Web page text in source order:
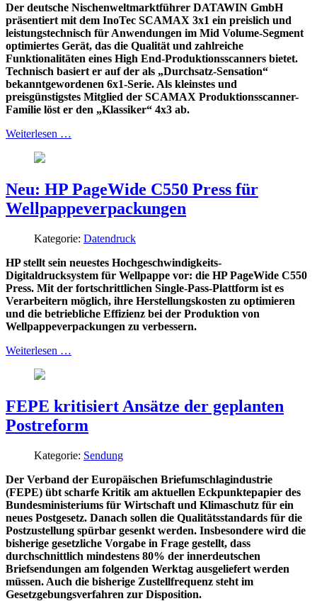
Der deutsche Nischenweltmarktführer DATAWIN GmbH
präsentiert mit dem InoTec SCAMAX 3x1 ein preislich und
leistungstechnisch für Anwendungen im Mid Volume-Segment
optimiertes Gerät, das die Qualität und zahlreiche
Funktionalitäten eines High End-Produktionsscanners bietet.
Technisch basiert er auf der als „Durchsatz-Sensation“
bekanntgewordenen 6x1-Serie. Als kleinstes und
preisgünstigstes Mitglied der SCAMAX Produktionsscanner-
Familie löst er den „Klassiker“ 4x3 ab.
Weiterlesen …
Neu: HP PageWide C550 Press für
Wellpappeverpackungen
Kategorie: Datendruck
HP stellt sein neuestes Hochgeschwindigkeits-
Digitaldrucksystem für Wellpappe vor: die HP PageWide C550
Press. Mit der fortschrittlichen Single-Pass-Plattform ist es
Verarbeitern möglich, ihre Herstellungskosten zu optimieren
und die betriebliche Effizienz bei der Produktion von
Wellpappeverpackungen zu verbessern.
Weiterlesen …
FEPE kritisiert Ansätze der geplanten
Postreform
Kategorie: Sendung
Der Verband der Europäischen Briefumschlagindustrie
(FEPE) übt scharfe Kritik am aktuellen Eckpunktepapier des
Bundesministeriums für Wirtschaft und Klimaschutz für ein
neues Postgesetz. Danach sollen die Qualitätsstandards für die
Postzustellung spürbar gesenkt werden. Insbesondere wird die
bisherige gesetzliche Vorgabe in Frage gestellt, dass
durchschnittlich mindestens 80% der innerdeutschen
Briefsendungen am folgenden Werktag ausgeliefert werden
müssen. Auch die bisherige Zustellfrequenz steht im
Gesetzgebungsverfahren zur Disposition.